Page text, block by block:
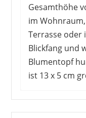
Gesamthöhe
im
Terrasse oder
Blickfang und
Blumentopf
ist 13 x 5 cm
Die Kunden
der Gartenfigur